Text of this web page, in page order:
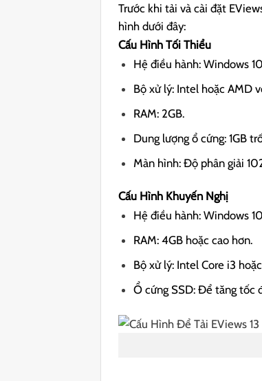
Trước khi tải và cài đặt
hình dưới đây:
Cấu Hình Tối Thiểu
Hệ điều hành: Windows
Bộ xử lý: Intel hoặc AMD
RAM: 2GB.
Dung lượng ổ cứng: 1GB
Màn hình: Độ phân giải
Cấu Hình Khuyến Nghị
Hệ điều hành: Windows
RAM: 4GB hoặc cao hơn.
Bộ xử lý: Intel Core i3
Ổ cứng SSD: Để tăng tốc